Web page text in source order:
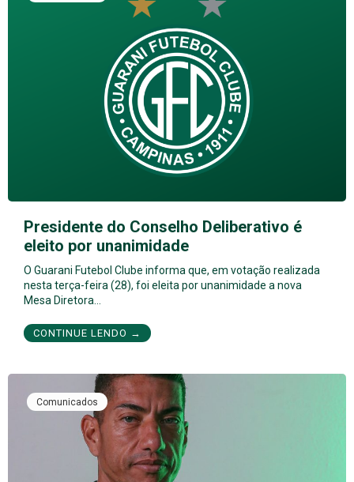
Presidente do Conselho Deliberativo é
eleito por unanimidade
O Guarani Futebol Clube informa que, em votação realizada
nesta terça-feira (28), foi eleita por unanimidade a nova
Mesa Diretora…
CONTINUE LENDO →
Comunicados